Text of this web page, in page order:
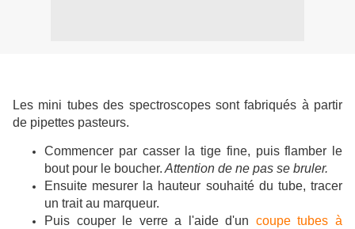
Les mini tubes des spectroscopes sont fabriqués à partir
de pipettes pasteurs.
Commencer par casser la tige fine, puis flamber le
bout pour le boucher. Attention de ne pas se bruler.
Ensuite mesurer la hauteur souhaité du tube, tracer
un trait au marqueur.
Puis couper le verre a l'aide d'un coupe tubes à